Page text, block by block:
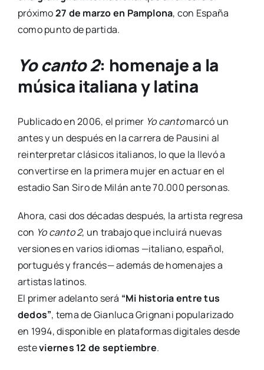
próximo27 de marzo en Pamplona, con España
como punto de partida.
Yo canto 2: homenaje a la
música italiana y latina
Publicado en 2006, el primer Yo cantomarcó un
antes y un después en la carrera de Pausini al
reinterpretar clásicos italianos, lo que la llevó a
convertirse en la primera mujer en actuar en el
estadio San Siro de Milán ante 70.000 personas.
Ahora, casi dos décadas después, la artista regresa
con Yo canto 2, un trabajo que incluirá nuevas
versiones en varios idiomas —italiano, español,
portugués y francés— además de homenajes a
artistas latinos.
El primer adelanto será “Mi historia entre tus
dedos”, tema de Gianluca Grignani popularizado
en 1994, disponible en plataformas digitales desde
esteviernes 12 de septiembre.